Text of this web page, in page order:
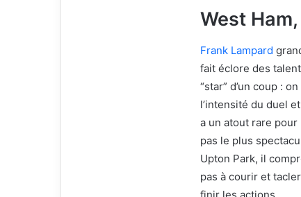
West
Frank Lampard
fait éclore des
“star” d’un coup :
l’intensité du duel
a un atout rare pour
pas le plus
Upton Park, il
pas à courir et
finir les actions.